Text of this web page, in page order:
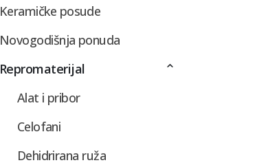
Keramičke posude
Novogodišnja ponuda
Repromaterijal
Alat i pribor
Celofani
Dehidrirana ruža